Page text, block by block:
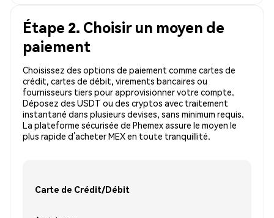
Étape 2. Choisir un moyen de
paiement
Choisissez des options de paiement comme cartes de
crédit, cartes de débit, virements bancaires ou
fournisseurs tiers pour approvisionner votre compte.
Déposez des USDT ou des cryptos avec traitement
instantané dans plusieurs devises, sans minimum requis.
La plateforme sécurisée de Phemex assure le moyen le
plus rapide d’acheter MEX en toute tranquillité.
Carte de Crédit/Débit